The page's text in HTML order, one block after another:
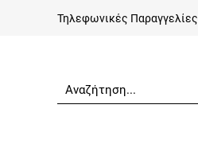
Τηλεφωνικές